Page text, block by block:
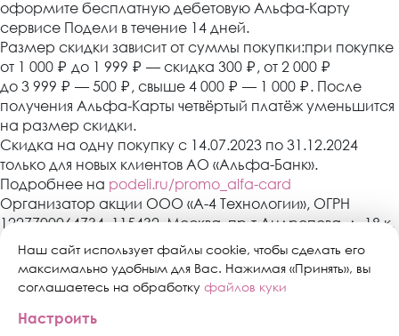
Наш сайт использует файлы cookie, чтобы сделать его
максимально удобным для Вас. Нажимая «Принять», вы
соглашаетесь на обработку файлов куки
Настроить
оформите бесплатную дебетовую Альфа-Карту
сервисе Подели в течение 14 дней.
Размер скидки зависит от суммы покупки:при покупке
от 1 000 ₽ до 1 999 ₽ — скидка 300 ₽, от 2 000 ₽
до 3 999 ₽ — 500 ₽, свыше 4 000 ₽ — 1 000 ₽. После
получения Альфа-Карты четвёртый платёж уменьшится
на размер скидки.
Скидка на одну покупку с 14.07.2023 по 31.12.2024
только для новых клиентов АО «Альфа-Банк».
Подробнее на podeli.ru/promo_alfa-card
Организатор акции ООО «А-4 Технологии», ОГРН
1227700064734, 115432, Москва, пр-т Андропова, д. 18 к.
3, эт./пом./ком. 9/XIV/1. АО «Альфа-Банк»,
Генеральная лицензия банка России № 1326 от 16
января 2015 г. Скидка предоставляется один раз в
оформлении Альфа-Карты в сервисе «Подели» в